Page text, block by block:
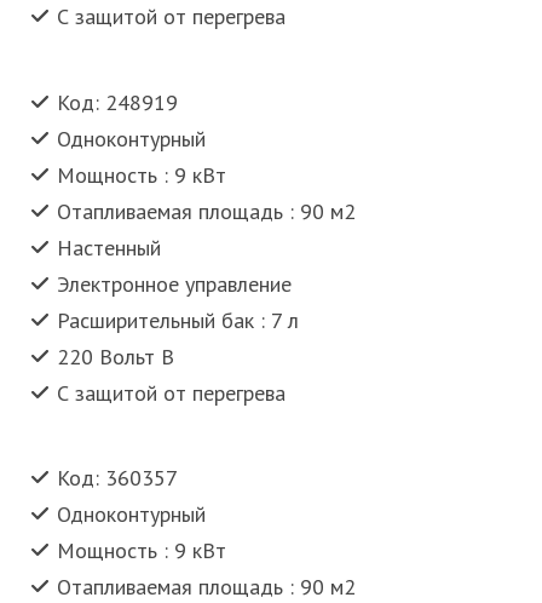
С защитой от перегрева
Код: 248919
Одноконтурный
Мощность : 9 кВт
Отапливаемая площадь : 90 м2
Настенный
Электронное управление
Расширительный бак : 7 л
220 Вольт В
С защитой от перегрева
Код: 360357
Одноконтурный
Мощность : 9 кВт
Отапливаемая площадь : 90 м2